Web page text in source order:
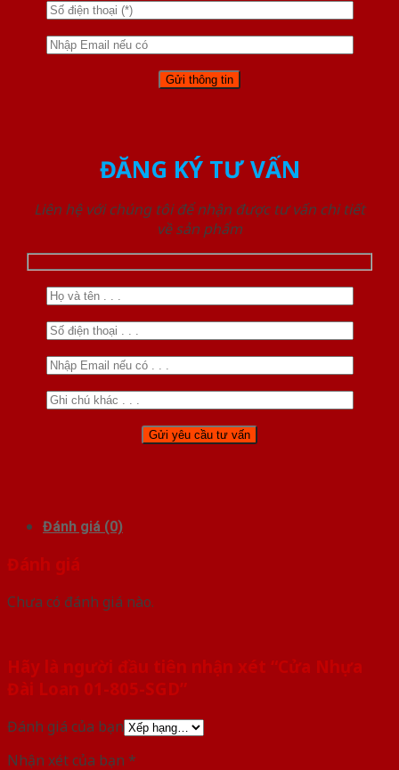
ĐĂNG KÝ TƯ VẤN
Liên hệ với chúng tôi để nhận được tư vấn chi tiết
về sản phẩm
Đánh giá (0)
Đánh giá
Chưa có đánh giá nào.
Hãy là người đầu tiên nhận xét “Cửa Nhựa
Đài Loan 01-805-SGD”
Đánh giá của bạn
Nhận xét của bạn *